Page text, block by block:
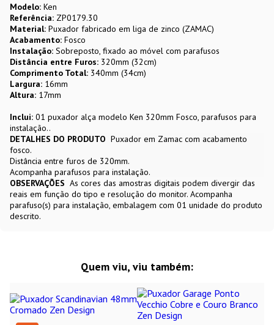
Modelo: Ken
Referência: ZP0179.30
Material: Puxador fabricado em liga de zinco (ZAMAC)
Acabamento: Fosco
Instalação: Sobreposto, fixado ao móvel com parafusos
Distância entre Furos: 320mm (32cm)
Comprimento Total: 340mm (34cm)
Largura: 16mm
Altura: 17mm
Inclui: 01 puxador alça modelo Ken 320mm Fosco, parafusos para
instalação..
DETALHES DO PRODUTO Puxador em Zamac com acabamento
fosco.
Distância entre furos de 320mm.
Acompanha parafusos para instalação.
OBSERVAÇÕES As cores das amostras digitais podem divergir das
reais em função do tipo e resolução do monitor. Acompanha
parafuso(s) para instalação, embalagem com 01 unidade do produto
descrito.
Quem viu, viu também: